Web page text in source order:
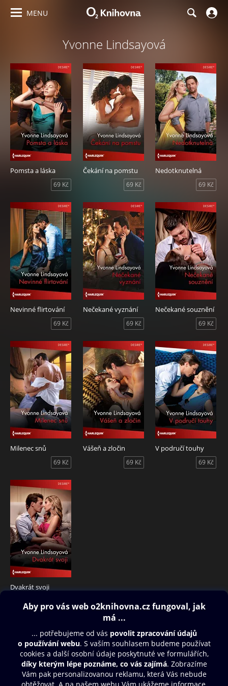
MENU
Yvonne Lindsayová
Pomsta a láska
69 Kč
Čekání na pomstu
69 Kč
Nedotknutelná
69 Kč
Nevinné flirtování
69 Kč
Nečekané vyznání
69 Kč
Nečekané souznění
69 Kč
Milenec snů
69 Kč
Vášeň a zločin
69 Kč
V područí touhy
69 Kč
Dvakrát svoji
69 Kč
Obsah ke stažení
Moje O2 Knihovna
Další zábava